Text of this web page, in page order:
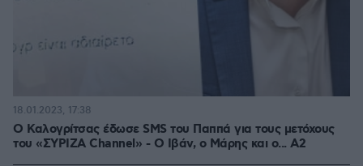
Ο Καλογρίτσας έδωσε SMS του Παππά για τους μετόχους
του «ΣΥΡΙΖΑ Channel» - Ο Ιβάν, ο Μάρης και ο... Α2
18.01.2023, 17:38